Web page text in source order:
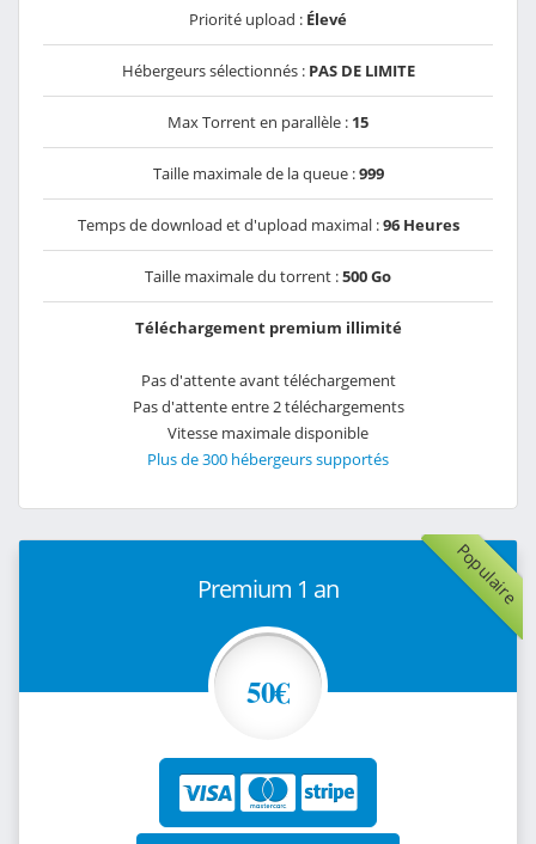
Priorité upload : Élevé
Hébergeurs sélectionnés : PAS DE LIMITE
Max Torrent en parallèle : 15
Taille maximale de la queue :999
Temps de download et d'upload maximal :96 Heures
Taille maximale du torrent :500 Go
Téléchargement premium illimité
Pas d'attente avant téléchargement
Pas d'attente entre 2 téléchargements
Vitesse maximale disponible
Plus de 300 hébergeurs supportés
Populaire
Premium 1 an
50€